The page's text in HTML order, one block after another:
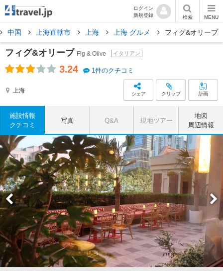
ログイン
新規登録
検索 MENU
中国 上海直轄市 上海 上海 グルメ フィグ&オリーブ
フィグ&オリーブ Fig & Olive イタリアン
3.24 1件のクチコミ
上海 シェア クリップ 計画
施設情報
クチコミ
写真 Q&A 現地ツアー
地図
周辺情報